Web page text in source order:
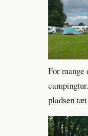
For mange
pladsen tæt